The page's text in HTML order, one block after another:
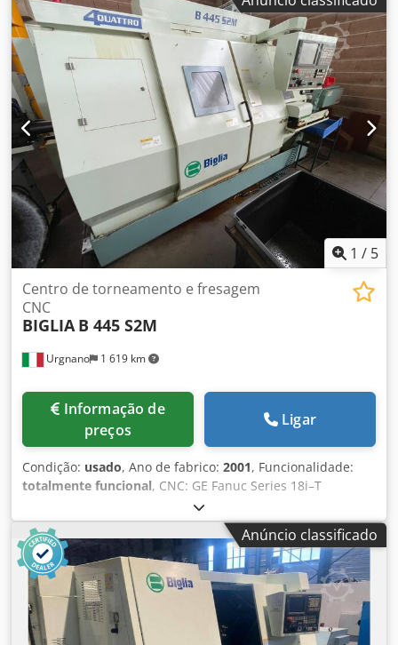
máximo usinável: 560 [mm] - Diâmetro máx. do mandril do
fuso principal: 220 [mm] REVOLVERHEAD - Número de
Posições: 12 - Curso X/Z: 170 / 560 [mm] FORNECIMENTO
ELÉTRICO - Tensão de alimentação: 400 [V] PESO E
DIMENSÕES - Necessidade de espaço: 4240 X 2000 [mm] -
Altura da máquina: 1900 [mm] - Peso da máquina: 4200
[kg] ACESSÓRIOS - Controle: Fanuc 21i-TB - tanque de
refrigerante - transportador de cavacos - Dispositivo de
sonda de ferramenta
1 / 5
Urgnano 1 619 km
Centro de torneamento e fresagem
CNC
BIGLIA B 445 S2M
preços
Ligar
Condição: usado, Ano de fabrico: 2001, Funcionalidade:
totalmente funcional, CNC: GE Fanuc Series 18i–T
Diâmetro máx. usinável de barra: 45 mm Comprimento
máx. usinável: 200 mm Diâmetro máx. usinável em
retomada: 160 mm FUSO PRINCIPAL Velocidade máx. de
rotação: 4000 rpm Nariz do fuso: ASA 5" Diâmetro do furo
do fuso: 56 mm Dksdpjw I Rzmsfx Amler Diâmetro interno
dos rolamentos: 90 mm Potência do motor: 7,5 kW
CONTRAFUSO Velocidade máx. de rotação: 4000 rpm Nariz
do fuso: ASA 5" Diâmetro do furo do fuso: 56 mm Diâmetro
Anúncio classificado